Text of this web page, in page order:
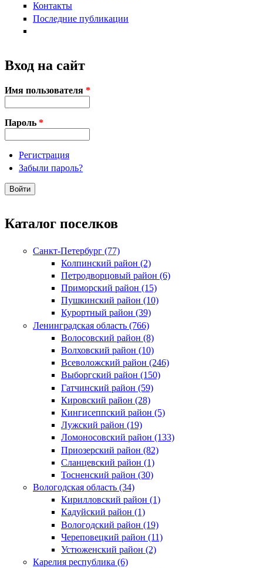
Контакты
Последние публикации
Вход на сайт
Имя пользователя *
Пароль *
Регистрация
Забыли пароль?
Каталог поселков
Санкт-Петербург (77)
Колпинский район (2)
Петродворцовый район (6)
Приморский район (15)
Пушкинский район (10)
Курортный район (39)
Ленинградская область (766)
Волосовский район (8)
Волховский район (10)
Всеволожский район (246)
Выборгский район (150)
Гатчинский район (59)
Кировский район (28)
Кингисеппский район (5)
Лужский район (19)
Ломоносовский район (133)
Приозерский район (82)
Сланцевский район (1)
Тосненский район (30)
Вологодская область (34)
Кирилловский район (1)
Кадуйский район (1)
Вологодский район (19)
Череповецкий район (11)
Устюженский район (2)
Карелия республика (6)